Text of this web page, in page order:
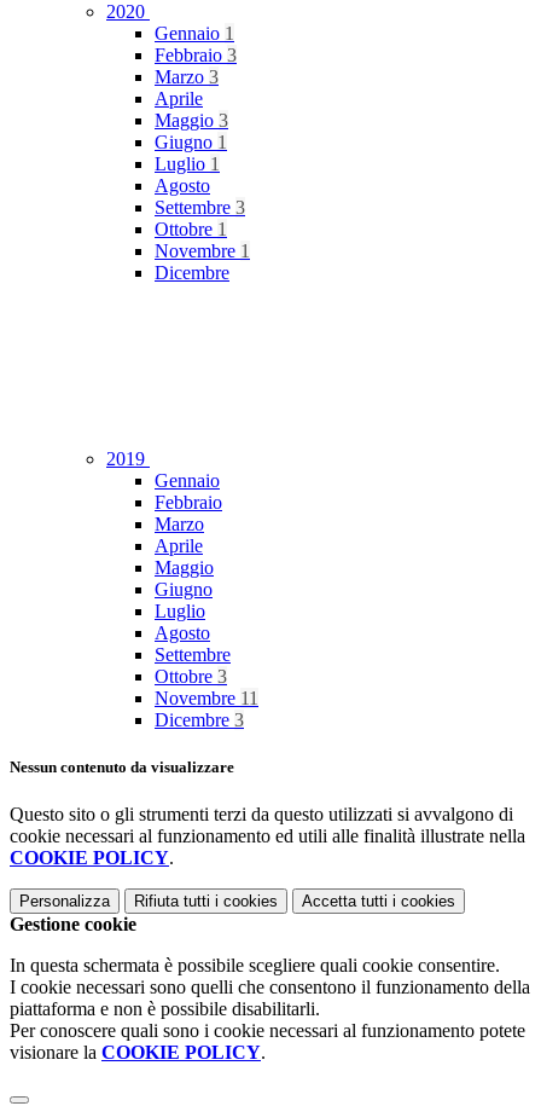
2020
Gennaio 1
Febbraio 3
Marzo 3
Aprile
Maggio 3
Giugno 1
Luglio 1
Agosto
Settembre 3
Ottobre 1
Novembre 1
Dicembre
2019
Gennaio
Febbraio
Marzo
Aprile
Maggio
Giugno
Luglio
Agosto
Settembre
Ottobre 3
Novembre 11
Dicembre 3
Nessun contenuto da visualizzare
Questo sito o gli strumenti terzi da questo utilizzati si avvalgono di
cookie necessari al funzionamento ed utili alle finalità illustrate nella
COOKIE POLICY.
Personalizza Rifiuta tutti i cookies Accetta tutti i cookies
Gestione cookie
In questa schermata è possibile scegliere quali cookie consentire.
I cookie necessari sono quelli che consentono il funzionamento della
piattaforma e non è possibile disabilitarli.
Per conoscere quali sono i cookie necessari al funzionamento potete
visionare la COOKIE POLICY.